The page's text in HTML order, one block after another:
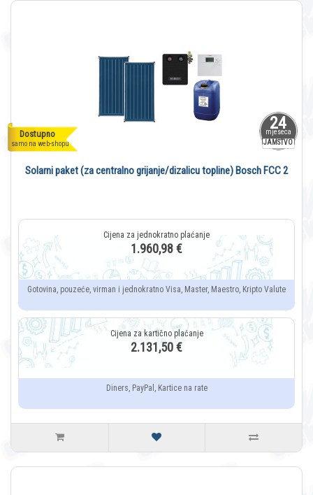
24
mjeseca
JAMSTVO
Dostupno
samo na web-shopu
Solarni paket (za centralno grijanje/dizalicu topline) Bosch FCC 2
1.960,98 €
Gotovina, pouzeće, virman i jednokratno Visa, Master, Maestro, Kripto Valute
2.131,50 €
Diners, PayPal, Kartice na rate